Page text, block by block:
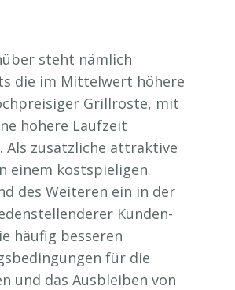
steht nämlich
die im Mittelwert höhere
Grillroste, mit
höhere Laufzeit
Als zusätzliche attraktive
einem kostspieligen
des Weiteren ein in der
Kunden-
häufig besseren
für die
und das Ausbleiben von